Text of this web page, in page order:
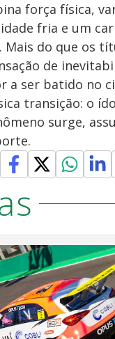
força física,
fria e um
Mais do que os
de
a ser batido no
transição: o
surge,